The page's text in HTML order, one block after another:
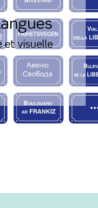
et visuelle